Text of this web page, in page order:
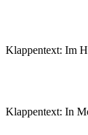
Klappentext: Im
Klappentext: In